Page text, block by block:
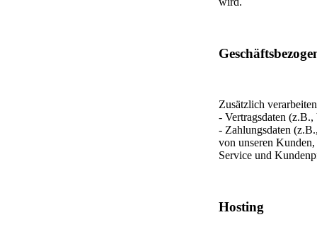
Zusätzlich
- Vertragsdaten
- Zahlungsdaten
von unseren
Service und
Hosting